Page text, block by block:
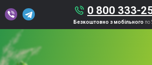
0 800 333-
Безкоштовно з мобільного по